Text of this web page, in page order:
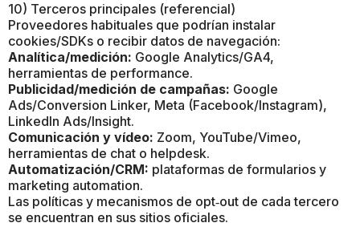
10) Terceros principales (referencial)
Proveedores habituales que podrían instalar
cookies/SDKs o recibir datos de navegación:
Analítica/medición: Google Analytics/GA4,
herramientas de performance.
Publicidad/medición de campañas: Google
Ads/Conversion Linker, Meta (Facebook/Instagram),
LinkedIn Ads/Insight.
Comunicación y vídeo: Zoom, YouTube/Vimeo,
herramientas de chat o helpdesk.
Automatización/CRM: plataformas de formularios y
marketing automation.
Las políticas y mecanismos de opt‑out de cada tercero
se encuentran en sus sitios oficiales.